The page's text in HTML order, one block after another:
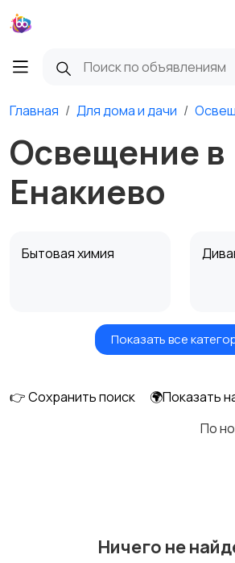
Главная Для дома и дачи
Освещение в
Енакиево
Бытовая химия
Кровати и матрасы
сигнализации
Показать все
👉 Сохранить поиск
🌍Показать
По
Ничего не